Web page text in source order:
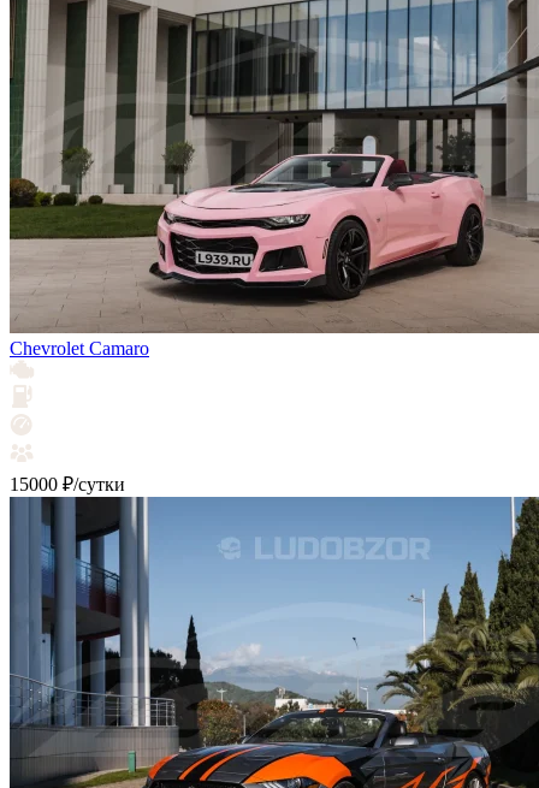
Chevrolet Camaro
15000 ₽/сутки